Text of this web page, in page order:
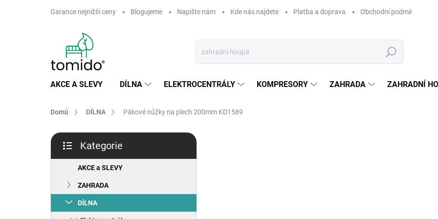
Garance nejnižší ceny Blogujeme Napište nám Kde nás najdete Platba a doprava Obchodní podmínky
Hledat
AKCE A SLEVY DÍLNA ELEKTROCENTRÁLY KOMPRESORY ZAHRADA ZAHRADNÍ
Domů DÍLNA Pákové nůžky na plech 200mm KD1589
P
s
a
n
kategorie
Kategorie
AKCE a SLEVY
ZAHRADA
DÍLNA